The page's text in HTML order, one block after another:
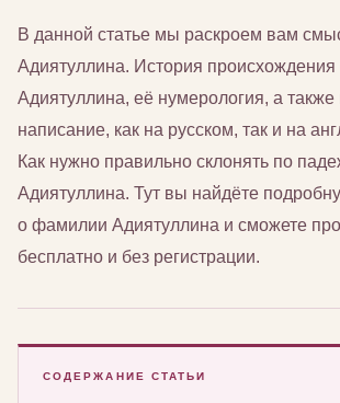
В данной статье мы раскроем вам
Адиятуллина. История
Адиятуллина, её нумерология, а
написание, как на русском, так и на
Как нужно правильно склонять по
Адиятуллина. Тут вы найдёте
о фамилии Адиятуллина и сможете
бесплатно и без регистрации.
СОДЕРЖАНИЕ СТАТЬИ